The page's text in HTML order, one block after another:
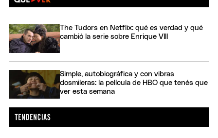
The Tudors en Netflix: qué es verdad y qué
cambió la serie sobre Enrique VIII
Simple, autobiográfica y con vibras
dosmileras: la película de HBO que tenés que
ver esta semana